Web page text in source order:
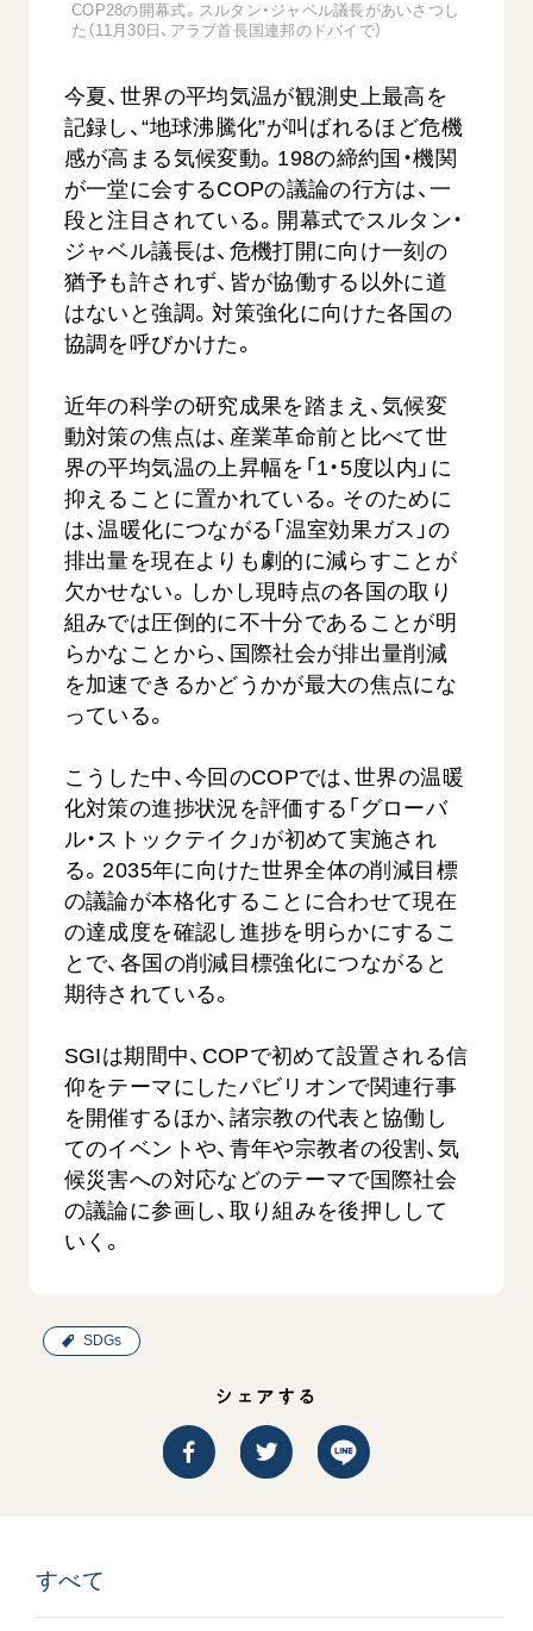
【被爆証言】母子で受け継ぐ「ナガサキの
心」 長崎県 吉岡加…
2026.08.09
証言 長崎
COP28の開幕式。スルタン・ジャベル議長があいさつし
た（11月30日、アラブ首長国連邦のドバイで）
今夏、世界の平均気温が観測史上最高を
記録し、“地球沸騰化”が叫ばれるほど危機
感が高まる気候変動。198の締約国・機関
が一堂に会するCOPの議論の行方は、一
段と注目されている。開幕式でスルタン・
ジャベル議長は、危機打開に向け一刻の
猶予も許されず、皆が協働する以外に道
はないと強調。対策強化に向けた各国の
協調を呼びかけた。
近年の科学の研究成果を踏まえ、気候変
動対策の焦点は、産業革命前と比べて世
界の平均気温の上昇幅を「1・5度以内」に
抑えることに置かれている。そのために
は、温暖化につながる「温室効果ガス」の
排出量を現在よりも劇的に減らすことが
欠かせない。しかし現時点の各国の取り
組みでは圧倒的に不十分であることが明
らかなことから、国際社会が排出量削減
を加速できるかどうかが最大の焦点にな
っている。
こうした中、今回のCOPでは、世界の温暖
化対策の進捗状況を評価する「グローバ
ル・ストックテイク」が初めて実施され
る。2035年に向けた世界全体の削減目標
の議論が本格化することに合わせて現在
の達成度を確認し進捗を明らかにするこ
とで、各国の削減目標強化につながると
期待されている。
SGIは期間中、COPで初めて設置される信
仰をテーマにしたパビリオンで関連行事
を開催するほか、諸宗教の代表と協働し
てのイベントや、青年や宗教者の役割、気
候災害への対応などのテーマで国際社会
の議論に参画し、取り組みを後押しして
いく。
SDGs
シェアする
すべて